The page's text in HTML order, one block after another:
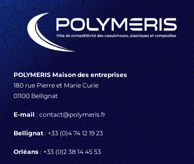
POLYMERIS Maison des entreprises
180 rue Pierre et Marie Curie
01100 Bellignat
E-mail: contact@polymeris.fr
Bellignat: +33 (0)4 74 12 19 23
Orléans: +33 (0)2 38 14 45 53